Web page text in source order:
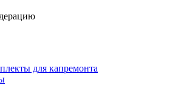
для капремонта